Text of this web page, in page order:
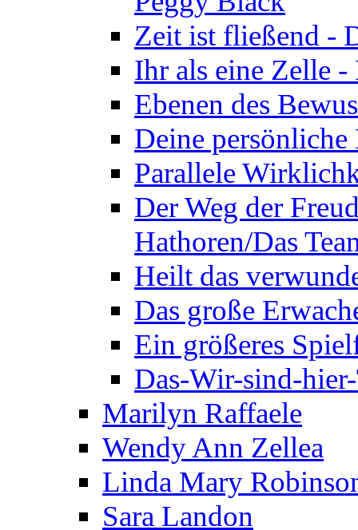
Zeit ist fließend -
Ihr als eine Zelle -
Ebenen des
Deine
Parallele
Der Weg der
Hathoren/Das
Heilt das
Das große
Ein größeres
Das-Wir-sind-
Marilyn Raffaele
Wendy Ann Zellea
Linda Mary
Sara Landon